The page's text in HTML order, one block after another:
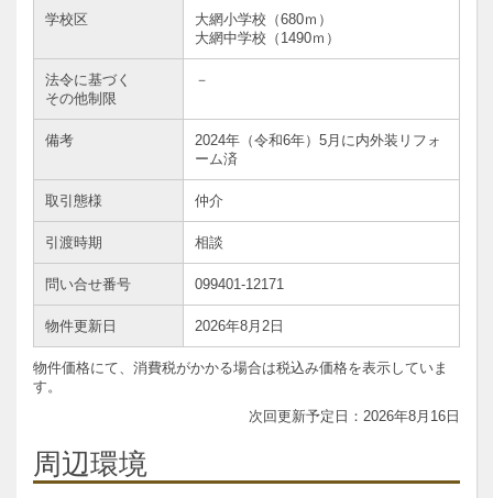
学校区
大網小学校（680ｍ）
大網中学校（1490ｍ）
法令に基づく
その他制限
－
備考
2024年（令和6年）5月に内外装リフォ
ーム済
取引態様 仲介
引渡時期 相談
問い合せ番号 099401-12171
物件更新日 2026年8月2日
物件価格にて、消費税がかかる場合は税込み価格を表示していま
す。
2026年8月16日
周辺環境